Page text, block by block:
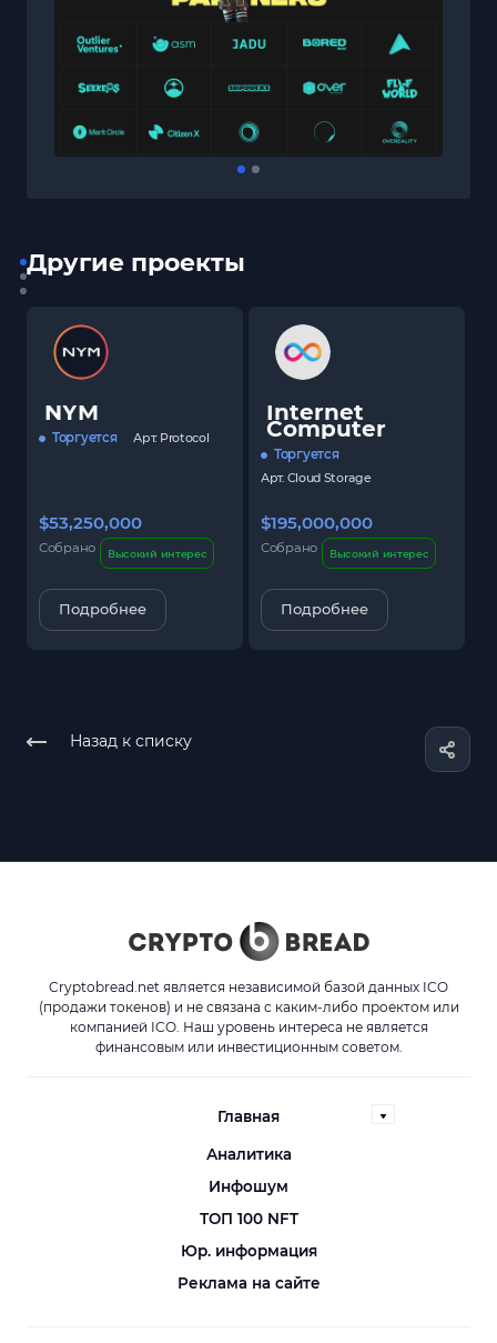
Другие проекты
NYM
Торгуется Арт. Protocol
$53,250,000
Собрано Высокий интерес
Подробнее
Internet
Computer
Торгуется
Арт. Cloud Storage
$195,000,000
Собрано Высокий интерес
Подробнее
Назад к списку
Cryptobread.net является независимой базой данных ICO
(продажи токенов) и не связана с каким-либо проектом или
компанией ICO. Наш уровень интереса не является
финансовым или инвестиционным советом.
Главная
Аналитика
Инфошум
ТОП 100 NFT
Юр. информация
Реклама на сайте